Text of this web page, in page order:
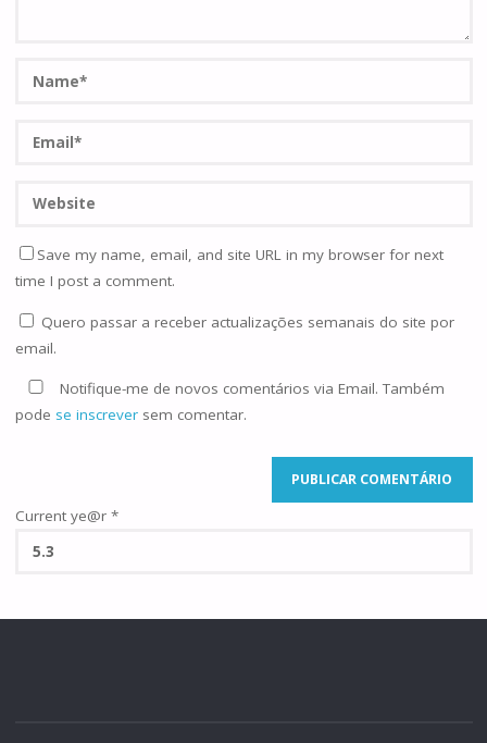
Save my name, email, and site URL in my browser for next
time I post a comment.
Quero passar a receber actualizações semanais do site por
email.
Notifique-me de novos comentários via Email. Também
pode se inscreversem comentar.
Current ye@r *